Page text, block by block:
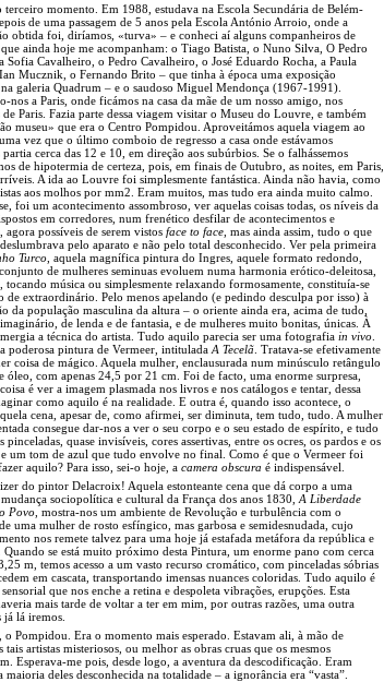
momento. Em 1988, estudava na Escola Secundária de Belém-
de uma passagem de 5 anos pela Escola António Arroio, onde a
obtida foi, diríamos, «turva» – e conheci aí alguns companheiros de
ainda hoje me acompanham: o Tiago Batista, o Nuno Silva, O Pedro
Sofia Cavalheiro, o Pedro Cavalheiro, o José Eduardo Rocha, a Paula
Mucznik, o Fernando Brito – que tinha à época uma exposição
galeria Quadrum – e o saudoso Miguel Mendonça (1967-1991).
nos a Paris, onde ficámos na casa da mãe de um nosso amigo, nos
Paris. Fazia parte dessa viagem visitar o Museu do Louvre, e também
museu» que era o Centro Pompidou. Aproveitámos aquela viagem ao
vez que o último comboio de regresso a casa onde estávamos
partia cerca das 12 e 10, em direção aos subúrbios. Se o falhássemos
de hipotermia de certeza, pois, em finais de Outubro, as noites, em Paris,
A ida ao Louvre foi simplesmente fantástica. Ainda não havia, como
aos molhos por mm2. Eram muitos, mas tudo era ainda muito calmo.
foi um acontecimento assombroso, ver aquelas coisas todas, os níveis da
em corredores, num frenético desfilar de acontecimentos e
agora possíveis de serem vistos face to face , mas ainda assim, tudo o que
pelo aparato e não pelo total desconhecido. Ver pela primeira
Turco , aquela magnífica pintura do Ingres, aquele formato redondo,
de mulheres seminuas evoluem numa harmonia erótico-deleitosa,
tocando música ou simplesmente relaxando formosamente, constituía-se
de extraordinário. Pelo menos apelando (e pedindo desculpa por isso) à
da população masculina da altura – o oriente ainda era, acima de tudo,
de lenda e de fantasia, e de mulheres muito bonitas, únicas. À
a técnica do artista. Tudo aquilo parecia ser uma fotografia in vivo
poderosa pintura de Vermeer, intitulada A Tecelã . Tratava-se efetivamente
coisa de mágico. Aquela mulher, enclausurada num minúsculo retângulo
óleo, com apenas 24,5 por 21 cm. Foi de facto, uma enorme surpresa,
é ver a imagem plasmada nos livros e nos catálogos e tentar, dessa
como aquilo é na realidade. E outra é, quando isso acontece, o
cena, apesar de, como afirmei, ser diminuta, tem tudo, tudo. A mulher
consegue dar-nos a ver o seu corpo e o seu estado de espírito, e tudo
pinceladas, quase invisíveis, cores assertivas, entre os ocres, os pardos e os
um tom de azul que tudo envolve no final. Como é que o Vermeer foi
aquilo? Para isso, sei-o hoje, a camera obscura é indispensável.
do pintor Delacroix! Aquela estonteante cena que dá corpo a uma
sociopolítica e cultural da França dos anos 1830, A Liberdade
Povo , mostra-nos um ambiente de Revolução e turbulência com o
uma mulher de rosto esfíngico, mas garbosa e semidesnudada, cujo
nos remete talvez para uma hoje já estafada metáfora da república e
Quando se está muito próximo desta Pintura, um enorme pano com cerca
m, temos acesso a um vasto recurso cromático, com pinceladas sóbrias
em cascata, transportando imensas nuances coloridas. Tudo aquilo é
que nos enche a retina e despoleta vibrações, erupções. Esta
mais tarde de voltar a ter em mim, por outras razões, uma outra
já lá iremos.
Pompidou. Era o momento mais esperado. Estavam ali, à mão de
tais artistas misteriosos, ou melhor as obras cruas que os mesmos
Esperava-me pois, desde logo, a aventura da descodificação. Eram
maioria deles desconhecida na totalidade – a ignorância era “vasta”.